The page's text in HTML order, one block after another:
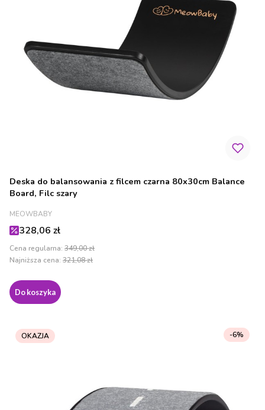
Deska do balansowania z filcem czarna 80x30cm Balance
Board, Filc szary
PRODUCENT
MEOWBABY
Cena promocyjna
328,06 zł
Cena regularna: 349,00 zł
Najniższa cena: 321,08 zł
Do koszyka
OKAZJA -6%